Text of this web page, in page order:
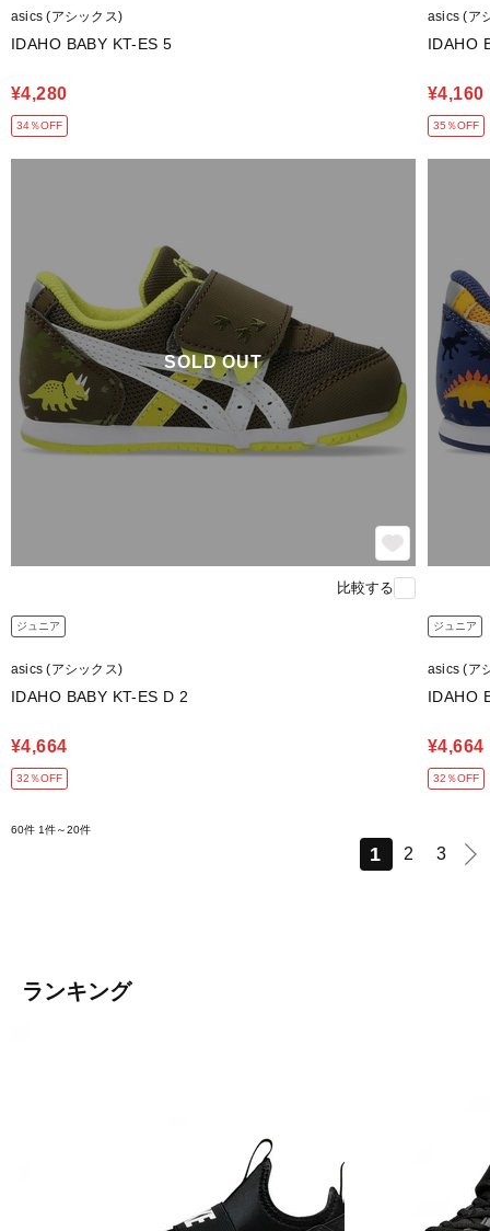
asics (アシックス)
IDAHO BABY KT-ES 5
¥4,280
34％OFF
asics (ア
IDAHO
¥4,160
35％OFF
SOLD OUT
比較する
ジュニア
asics (アシックス)
IDAHO BABY KT-ES D 2
¥4,664
32％OFF
ジュニア
asics (ア
IDAHO
¥4,664
32％OFF
60件 1件～20件
1 2 3
ランキング